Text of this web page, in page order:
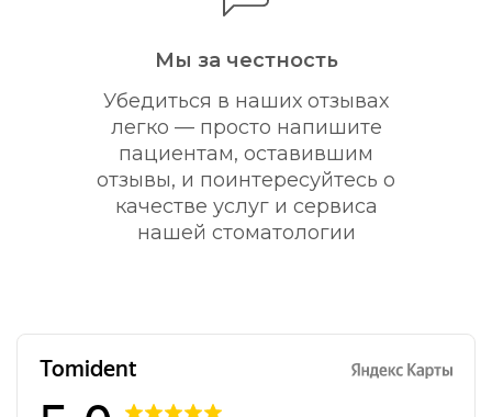
Мы за честность
Убедиться в наших отзывах
легко — просто напишите
пациентам, оставившим
отзывы, и поинтересуйтесь о
качестве услуг и сервиса
нашей стоматологии